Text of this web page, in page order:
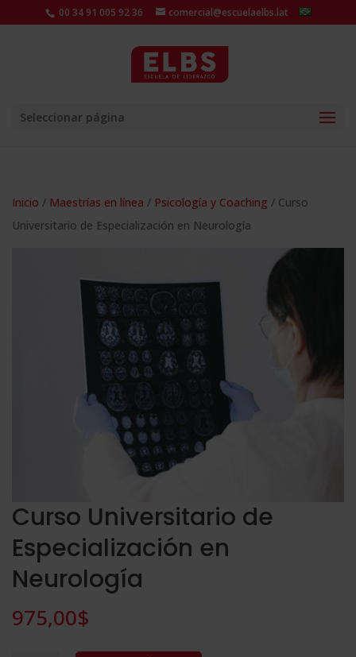
00 34 91 005 92 36 comercial@escuelaelbs.lat
Seleccionar página
Inicio / Maestrías en línea / Psicología y Coaching / Curso
Universitario de Especialización en Neurología
Curso Universitario de
Especialización en
Neurología
975,00$